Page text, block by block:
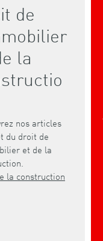
de
la
nos articles
du droit de
et de la
la construction